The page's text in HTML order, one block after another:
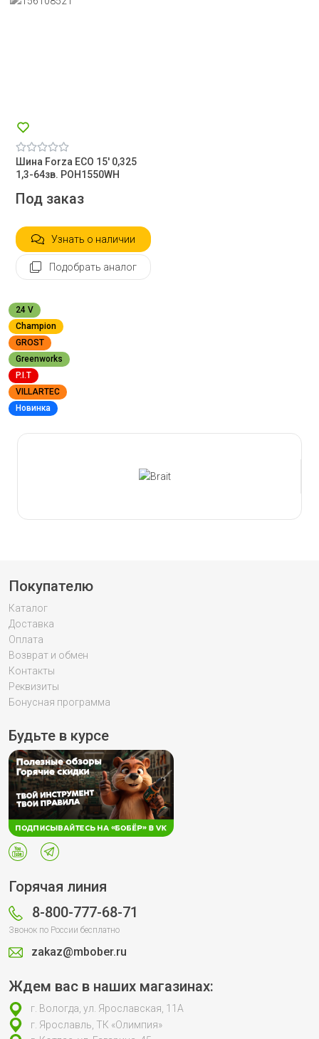
Шина Forza ECO 15' 0,325
1,3-64зв. POH1550WH
Под заказ
Узнать о наличии
Подобрать аналог
24 V
Champion
GROST
Greenworks
P.I.T
VILLARTEC
Новинка
Покупателю
Каталог
Доставка
Оплата
Возврат и обмен
Контакты
Реквизиты
Бонусная программа
Будьте в курсе
Горячая линия
8-800-777-68-71
Звонок по России бесплатно
zakaz@mbober.ru
Ждем вас в наших магазинах:
г. Вологда, ул. Ярославская, 11А
г. Ярославль, ТК «Олимпия»